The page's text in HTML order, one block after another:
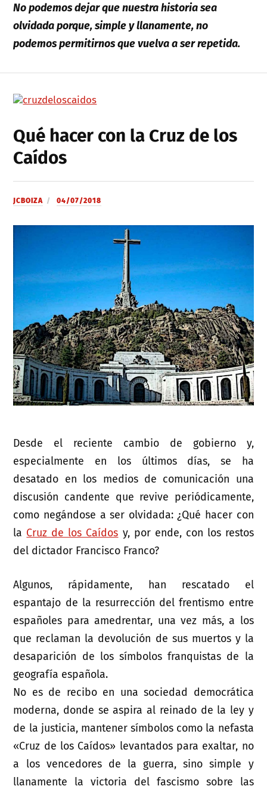
No podemos dejar que nuestra historia sea
olvidada porque, simple y llanamente, no
podemos permitirnos que vuelva a ser repetida.
Qué hacer con la Cruz de los
Caídos
JCBOIZA 04/07/2018
Desde el reciente cambio de gobierno y,
especialmente en los últimos días, se ha
desatado en los medios de comunicación una
discusión candente que revive periódicamente,
como negándose a ser olvidada: ¿Qué hacer con
la Cruz de los Caídos y, por ende, con los restos
del dictador Francisco Franco?
Algunos, rápidamente, han rescatado el
espantajo de la resurrección del frentismo entre
españoles para amedrentar, una vez más, a los
que reclaman la devolución de sus muertos y la
desaparición de los símbolos franquistas de la
geografía española.
No es de recibo en una sociedad democrática
moderna, donde se aspira al reinado de la ley y
de la justicia, mantener símbolos como la nefasta
«Cruz de los Caídos» levantados para exaltar, no
a los vencedores de la guerra, sino simple y
llanamente la victoria del fascismo sobre las